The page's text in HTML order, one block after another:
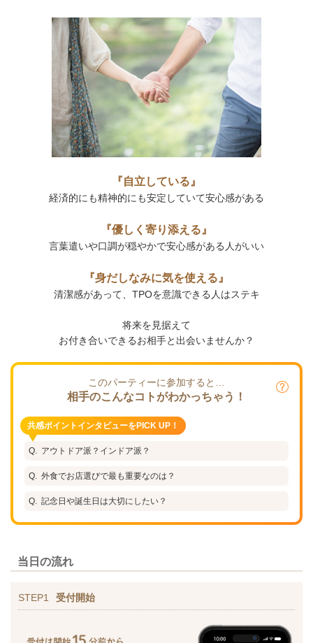
『自立している』
経済的にも精神的にも安定していて安心感がある
『優しく寄り添える』
言葉遣いや口調が穏やかで安心感がある人がいい
『身だしなみに気を使える』
清潔感があって、TPOを意識できる人はステキ
将来を見据えて
お付き合いできるお相手と出会いませんか？
このパーティーに参加すると…
相手のこんなコトがわかっちゃう！
共感ポイントインタビューをPICK UP！
アウトドア派？インドア派？
外食でお店選びで最も重要なのは？
記念日や誕生日は大切にしたい？
当日の流れ
STEP1 受付開始